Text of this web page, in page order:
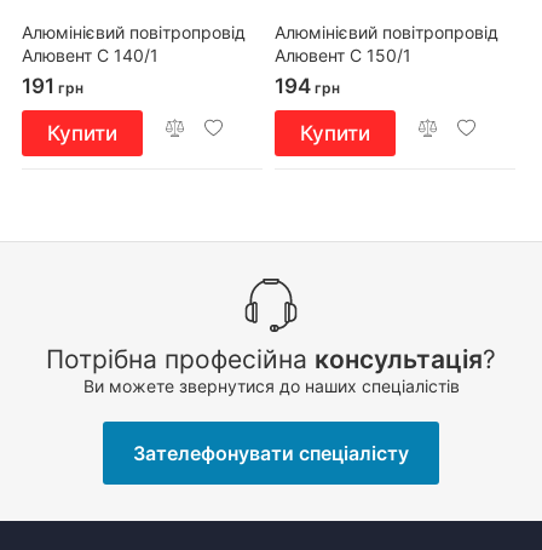
Алюмінієвий повітропровід
Алювент С 140/1
191 грн
Купити
Алюмінієвий повітропровід
Алювент С 150/1
194 грн
Купити
Потрібна професійна консультація?
Ви можете звернутися до наших спеціалістів
Зателефонувати спеціалісту